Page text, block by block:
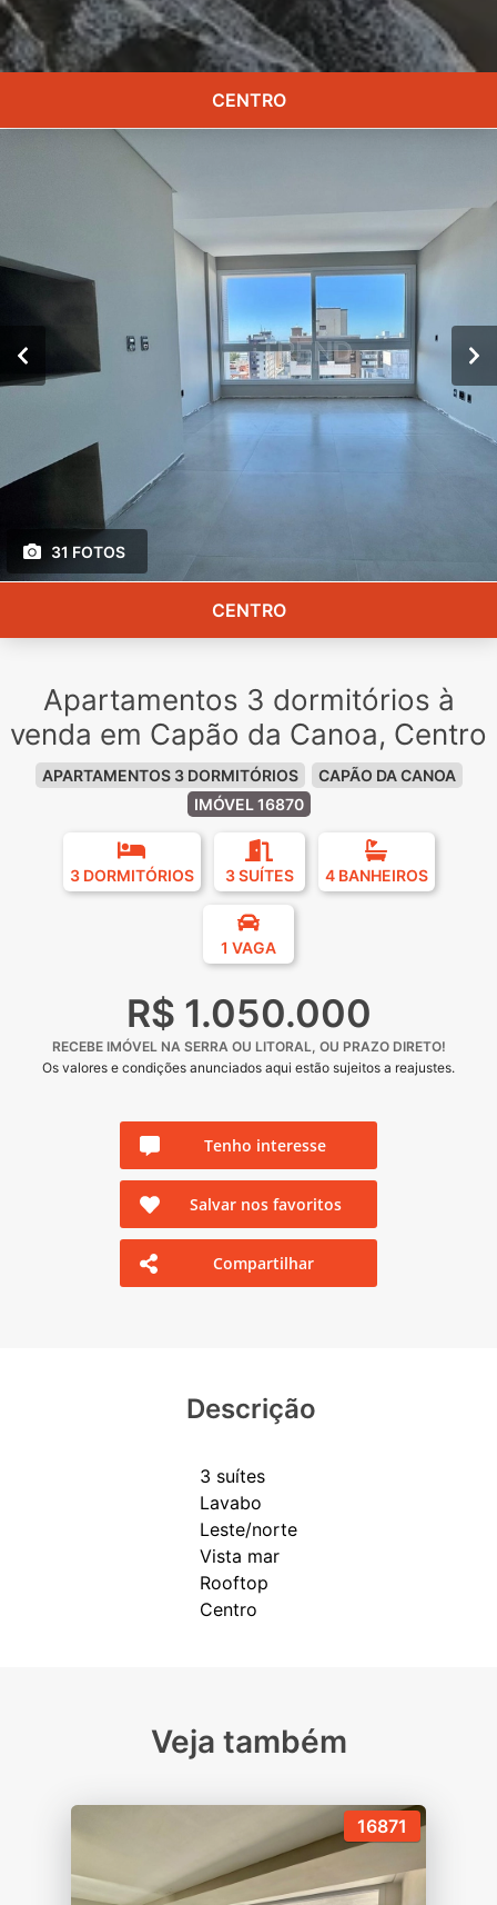
CENTRO
31 FOTOS
CENTRO
Apartamentos 3 dormitórios à
venda em Capão da Canoa, Centro
APARTAMENTOS 3 DORMITÓRIOS
CAPÃO DA CANOA
IMÓVEL 16870
3 DORMITÓRIOS 3 SUÍTES 4 BANHEIROS
1 VAGA
R$ 1.050.000
RECEBE IMÓVEL NA SERRA OU LITORAL, OU PRAZO DIRETO!
Os valores e condições anunciados aqui estão sujeitos a reajustes.
Tenho interesse
Salvar nos favoritos
Compartilhar
Descrição
3 suítes
Lavabo
Leste/norte
Vista mar
Rooftop
Veja também
16871